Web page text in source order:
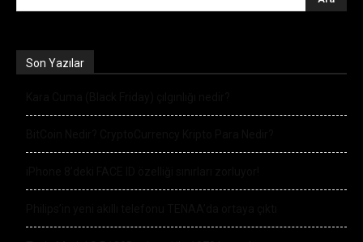
Son Yazılar